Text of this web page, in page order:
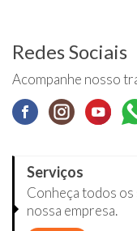
Redes Sociais
Acompanhe nosso
Serviços
Conheça todos
nossa empresa.